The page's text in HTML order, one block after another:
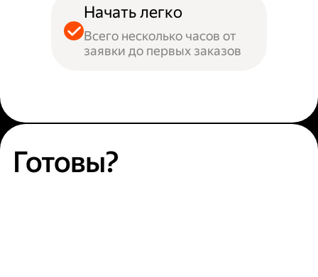
Начать легко
Всего несколько часов от
заявки до первых заказов
Готовы?